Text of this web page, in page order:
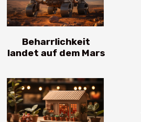
Beharrlichkeit
landet auf dem Mars